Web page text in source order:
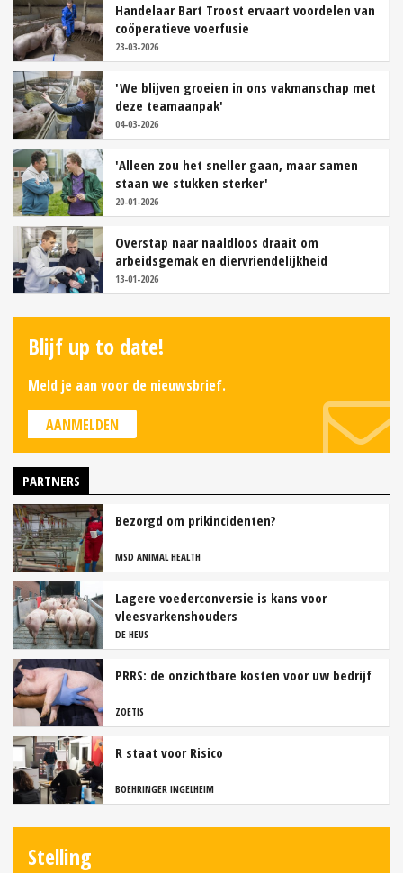
Handelaar Bart Troost ervaart voordelen van
coöperatieve voerfusie
23-03-2026
'We blijven groeien in ons vakmanschap met
deze teamaanpak'
04-03-2026
'Alleen zou het sneller gaan, maar samen
staan we stukken sterker'
20-01-2026
Overstap naar naaldloos draait om
arbeidsgemak en diervriendelijkheid
13-01-2026
Blijf up to date!
Meld je aan voor de nieuwsbrief.
AANMELDEN
PARTNERS
Bezorgd om prikincidenten?
MSD ANIMAL HEALTH
Lagere voederconversie is kans voor
vleesvarkenshouders
DE HEUS
PRRS: de onzichtbare kosten voor uw bedrijf
ZOETIS
R staat voor Risico
BOEHRINGER INGELHEIM
Stelling